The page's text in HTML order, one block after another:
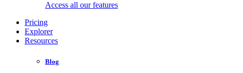
Access all our features
Pricing
Explorer
Resources
Blog